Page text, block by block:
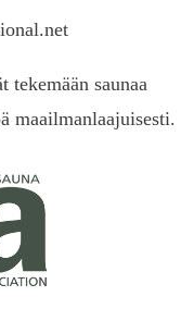
tekemään saunaa
maailmanlaajuisesti.